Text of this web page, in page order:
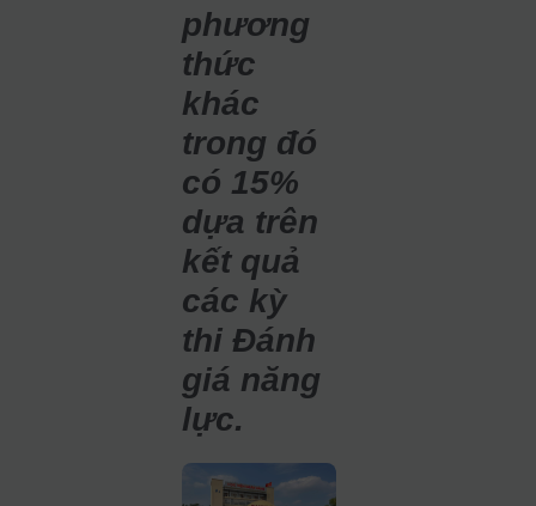
phương
thức
khác
trong đó
có 15%
dựa trên
kết quả
các kỳ
thi Đánh
giá năng
lực.